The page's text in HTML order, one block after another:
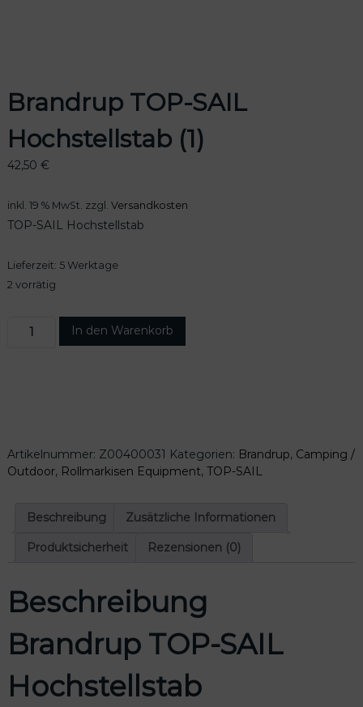
Brandrup TOP-SAIL
Hochstellstab (1)
42,50 €
inkl. 19 % MwSt. zzgl. Versandkosten
TOP-SAIL Hochstellstab
Lieferzeit: 5 Werktage
2 vorrätig
T
O
H
o
c
e
In den Warenkorb
Artikelnummer: Z00400031 Kategorien: Brandrup, Camping /
Outdoor, Rollmarkisen Equipment, TOP-SAIL
Beschreibung Zusätzliche Informationen
Produktsicherheit Rezensionen (0)
Beschreibung
Brandrup TOP-SAIL
Hochstellstab